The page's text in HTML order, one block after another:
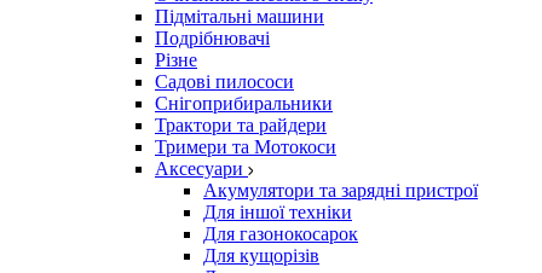
Підмітальні машини
Подрібнювачі
Різне
Садові пилососи
Снігоприбиральники
Трактори та райдери
Тримери та Мотокоси
Аксесуари
Акумулятори та зарядні пристрої
Для іншої техніки
Для газонокосарок
Для кущорізів